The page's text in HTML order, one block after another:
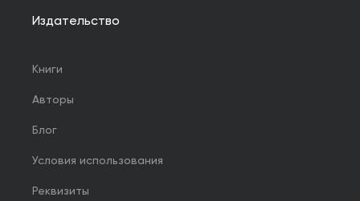
Издательство
Книги
Авторы
Блог
Условия использования
Реквизиты